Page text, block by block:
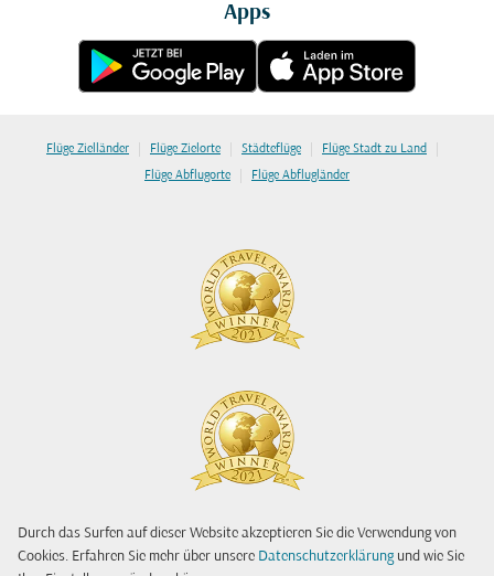
Durch das Surfen auf dieser Website akzeptieren Sie die Verwendung von
Cookies. Erfahren Sie mehr über unsere Datenschutzerklärung und wie Sie
Apps
Flüge Zielländer | Flüge Zielorte | Städteflüge | Flüge Stadt zu Land |
Flüge Abflugorte | Flüge Abflugländer